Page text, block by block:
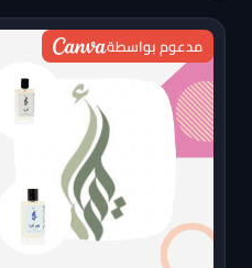
مدعوم بواسطة